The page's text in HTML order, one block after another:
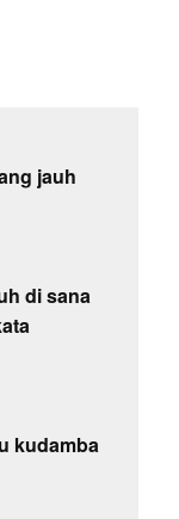
jauh
di sana
kudamba